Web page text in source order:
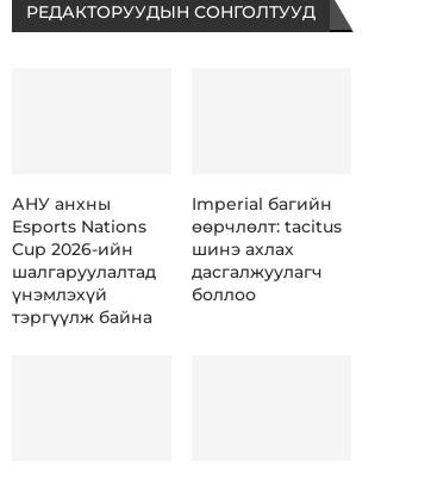
РЕДАКТОРУУДЫН СОНГОЛТУУД
АНУ анхны
Esports Nations
Cup 2026-ийн
шалгаруулалтад
үнэмлэхүй
тэргүүлж байна
Imperial багийн
өөрчлөлт: tacitus
шинэ ахлах
дасгалжуулагч
боллоо